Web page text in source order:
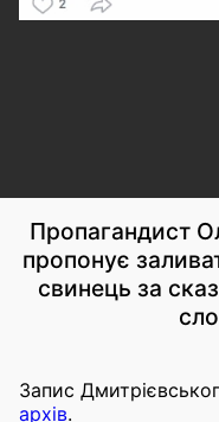
Пропагандист
пропонує
свинець за
Запис
архів.